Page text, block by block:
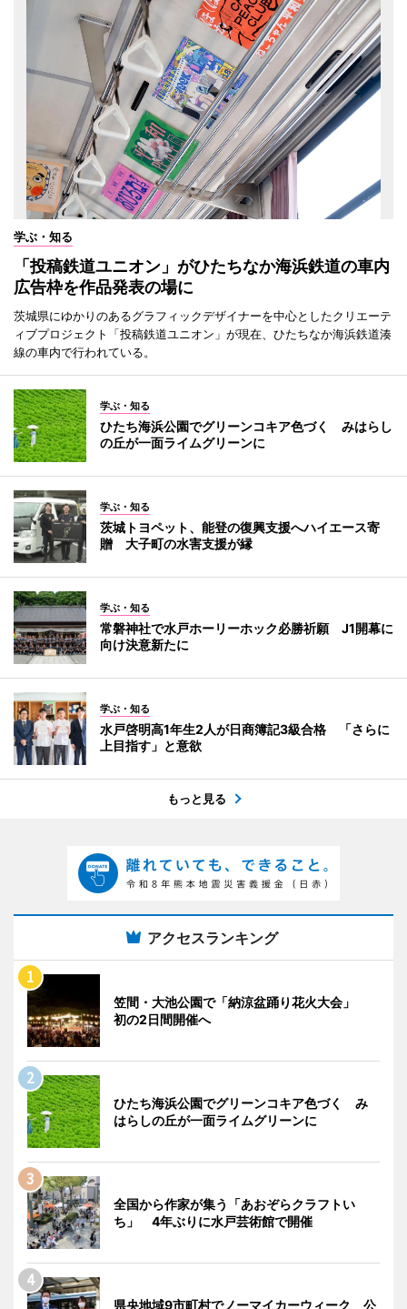
学ぶ・知る
「投稿鉄道ユニオン」がひたちなか海浜鉄道の車内
広告枠を作品発表の場に
茨城県にゆかりのあるグラフィックデザイナーを中心としたクリエーテ
ィブプロジェクト「投稿鉄道ユニオン」が現在、ひたちなか海浜鉄道湊
線の車内で行われている。
学ぶ・知る
ひたち海浜公園でグリーンコキア色づく みはらし
の丘が一面ライムグリーンに
学ぶ・知る
茨城トヨペット、能登の復興支援へハイエース寄
贈 大子町の水害支援が縁
学ぶ・知る
常磐神社で水戸ホーリーホック必勝祈願 J1開幕に
向け決意新たに
学ぶ・知る
水戸啓明高1年生2人が日商簿記3級合格 「さらに
上目指す」と意欲
もっと見る
アクセスランキング
笠間・大池公園で「納涼盆踊り花火大会」
初の2日間開催へ
ひたち海浜公園でグリーンコキア色づく み
はらしの丘が一面ライムグリーンに
全国から作家が集う「あおぞらクラフトい
ち」 4年ぶりに水戸芸術館で開催
県央地域9市町村でノーマイカーウィーク 公